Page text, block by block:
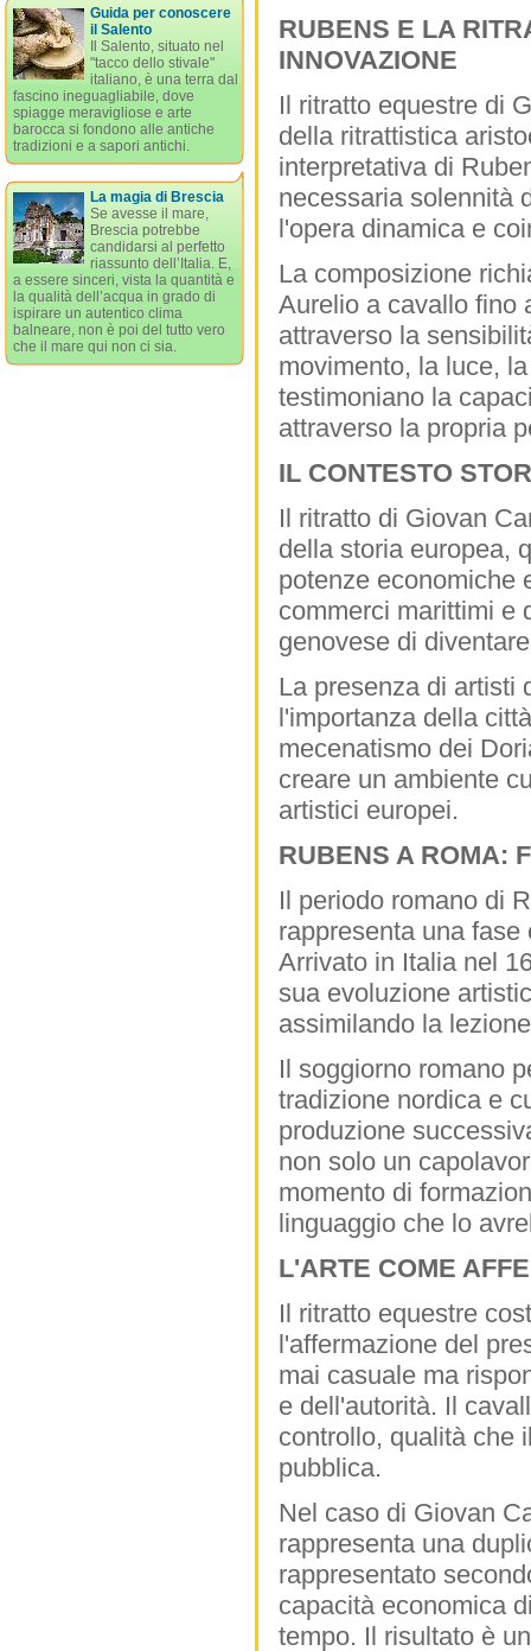
RUBENS E LA
INNOVAZIONE
Il ritratto equestre di
della ritrattistica
interpretativa di
necessaria solennità
l'opera dinamica e
La composizione
Aurelio a cavallo fino
attraverso la
movimento, la luce,
testimoniano la
attraverso la propria
IL CONTESTO
Il ritratto di Giovan
della storia europea,
potenze economiche
commerci marittimi e
genovese di
La presenza di artisti
l'importanza della
mecenatismo dei
creare un ambiente
artistici europei.
RUBENS A ROMA:
Il periodo romano di
rappresenta una
Arrivato in Italia nel
sua evoluzione
assimilando la
Il soggiorno romano
tradizione nordica e
produzione
non solo un
momento di
linguaggio che lo
L'ARTE COME
Il ritratto equestre
l'affermazione del
mai casuale ma
e dell'autorità. Il
controllo, qualità che
pubblica.
Nel caso di Giovan
rappresenta una
rappresentato
capacità economica
tempo. Il risultato è
Guida per conoscere
il Salento
Il Salento, situato nel
"tacco dello stivale"
italiano, è una terra dal
fascino ineguagliabile, dove
spiagge meravigliose e arte
barocca si fondono alle antiche
tradizioni e a sapori antichi.
La magia di Brescia
Se avesse il mare,
Brescia potrebbe
candidarsi al perfetto
riassunto dell’Italia. E,
a essere sinceri, vista la quantità e
la qualità dell’acqua in grado di
ispirare un autentico clima
balneare, non è poi del tutto vero
che il mare qui non ci sia.